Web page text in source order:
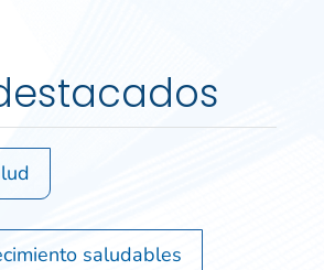
saludables